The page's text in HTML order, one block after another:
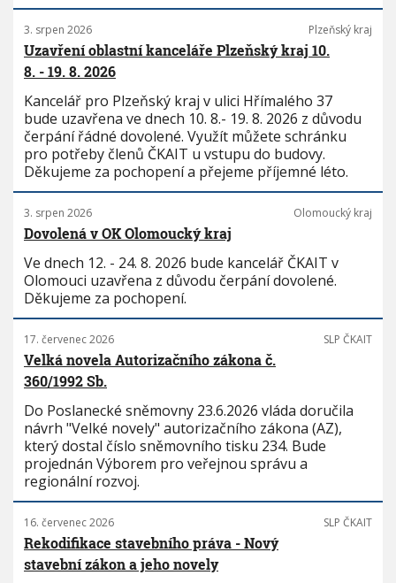
3. srpen 2026 Plzeňský kraj
Uzavření oblastní kanceláře Plzeňský kraj 10.
8. - 19. 8. 2026
Kancelář pro Plzeňský kraj v ulici Hřímalého 37
bude uzavřena ve dnech 10. 8.- 19. 8. 2026 z důvodu
čerpání řádné dovolené. Využít můžete schránku
pro potřeby členů ČKAIT u vstupu do budovy.
Děkujeme za pochopení a přejeme příjemné léto.
3. srpen 2026 Olomoucký kraj
Dovolená v OK Olomoucký kraj
Ve dnech 12. - 24. 8. 2026 bude kancelář ČKAIT v
Olomouci uzavřena z důvodu čerpání dovolené.
Děkujeme za pochopení.
17. červenec 2026 SLP ČKAIT
Velká novela Autorizačního zákona č.
360/1992 Sb.
Do Poslanecké sněmovny 23.6.2026 vláda doručila
návrh "Velké novely" autorizačního zákona (AZ),
který dostal číslo sněmovního tisku 234. Bude
projednán Výborem pro veřejnou správu a
regionální rozvoj.
16. červenec 2026 SLP ČKAIT
Rekodifikace stavebního práva - Nový
stavební zákon a jeho novely